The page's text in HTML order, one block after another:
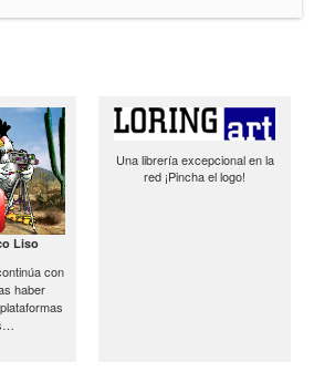
Liso
con
haber
Una librería excepcional en la
red ¡Pincha el logo!